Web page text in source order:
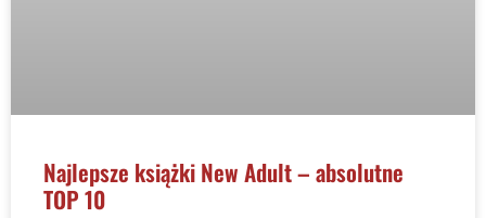
Najlepsze książki New Adult – absolutne
TOP 10